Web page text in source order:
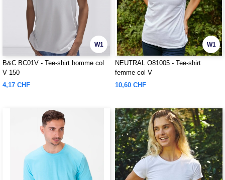
W1
B&C BC01V - Tee-shirt homme col
V 150
4,17 CHF
W1
NEUTRAL O81005 - Tee-shirt
femme col V
10,60 CHF